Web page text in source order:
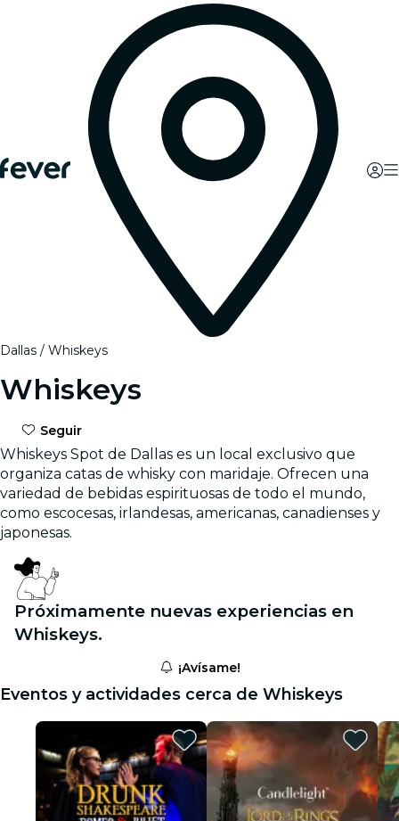
Dallas Whiskeys
Whiskeys
Seguir
Whiskeys Spot de Dallas es un local exclusivo que
organiza catas de whisky con maridaje. Ofrecen una
variedad de bebidas espirituosas de todo el mundo,
como escocesas, irlandesas, americanas, canadienses y
japonesas.
Próximamente nuevas experiencias en
Whiskeys.
¡Avísame!
Eventos y actividades cerca de Whiskeys